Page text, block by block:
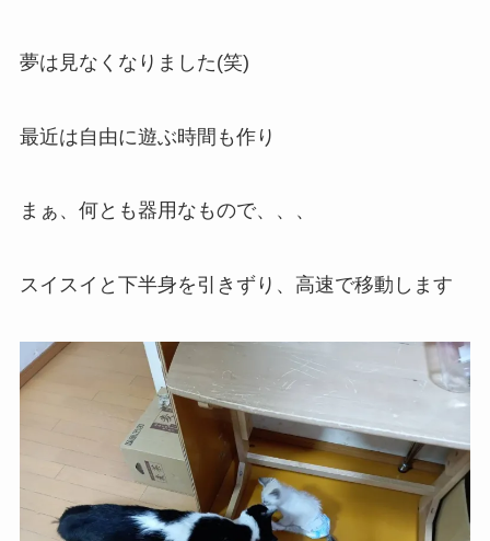
夢は見なくなりました(笑)
最近は自由に遊ぶ時間も作り
まぁ、何とも器用なもので、、、
スイスイと下半身を引きずり、高速で移動します